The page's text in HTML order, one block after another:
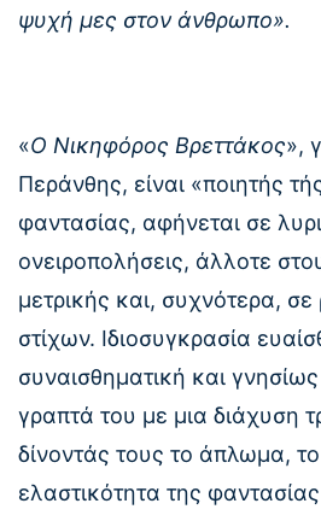
ψυχή μες στον άνθρωπο».
«Ο Νικηφόρος Βρεττάκος»,
Περάνθης, είναι «ποιητής
φαντασίας, αφήνεται σε
ονειροπολήσεις, άλλοτε
μετρικής και, συχνότερα, σε
στίχων. Ιδιοσυγκρασία
συναισθηματική και γνησίως
γραπτά του με μια διάχυση
δίνοντάς τους το άπλωμα,
ελαστικότητα της